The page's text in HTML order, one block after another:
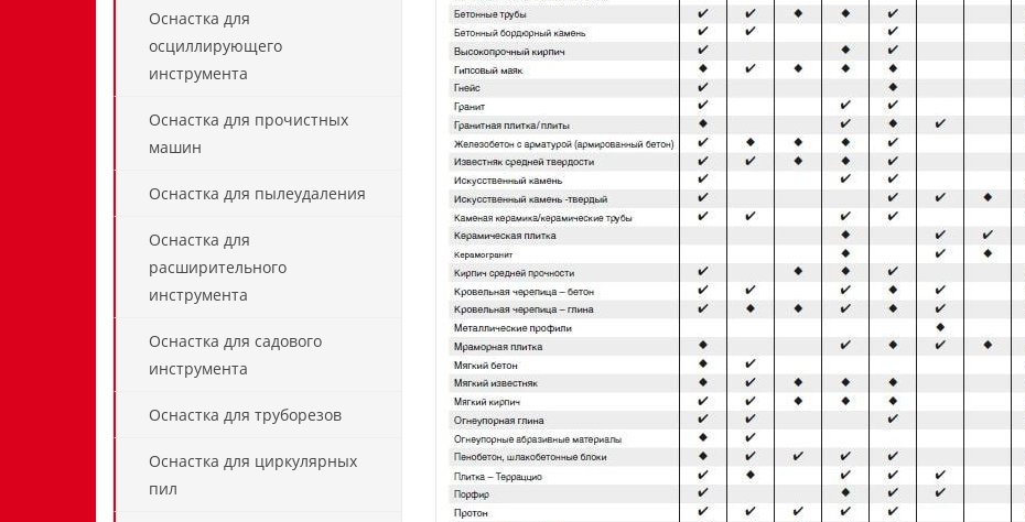
Оснастка для
осциллирующего
инструмента
Оснастка для прочистных
машин
Оснастка для пылеудаления
Оснастка для
расширительного
инструмента
Оснастка для садового
инструмента
Оснастка для труборезов
Оснастка для циркулярных
пил